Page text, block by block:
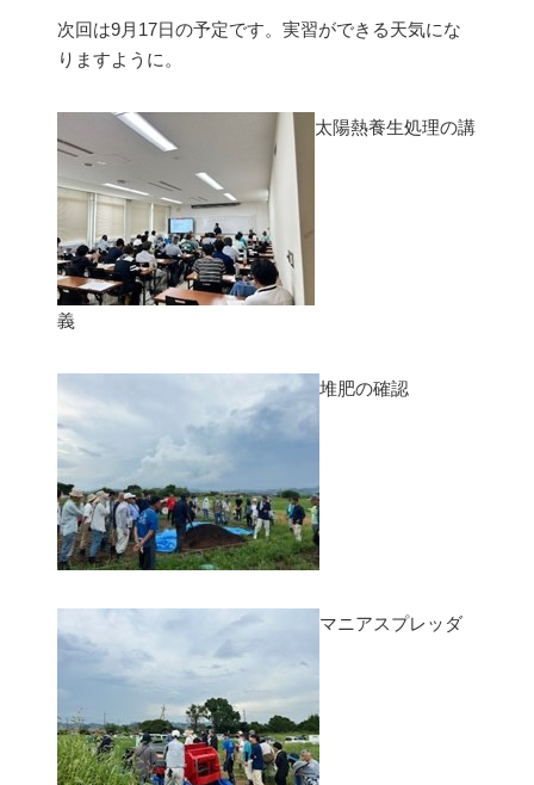
次回は9月17日の予定です。実習ができる天気にな
りますように。
太陽熱養生処理の講
義
堆肥の確認
マニアスプレッダ